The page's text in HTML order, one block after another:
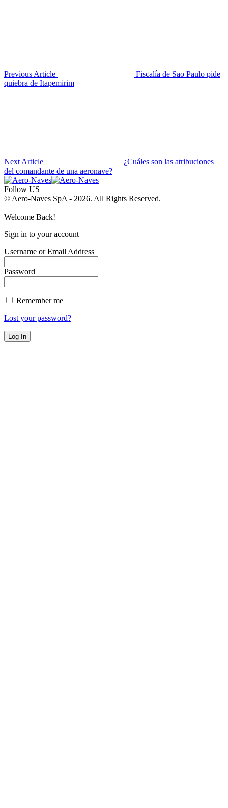
Previous Article
Fiscalía de Sao Paulo pide
quiebra de Itapemirim
Next Article
¿Cuáles son las atribuciones
del comandante de una aeronave?
Follow US
© Aero-Naves SpA - 2026. All Rights Reserved.
Welcome Back!
Sign in to your account
Username or Email Address
Password
Remember me
Lost your password?